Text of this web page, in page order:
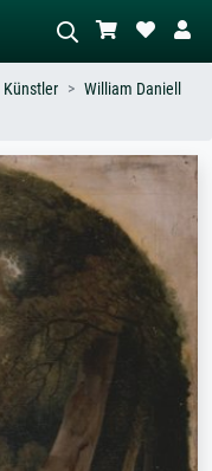
Sie die Szene – z.B. Grüne
Abstrakt mit viel Rot, Dunkles
Stehender Akt neben einem
William Daniell